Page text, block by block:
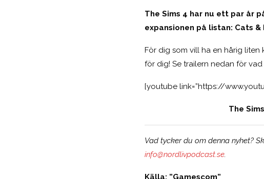
The Sims 4 har nu ett par år
expansionen på listan: Cats &
För dig som vill ha en hårig
för dig! Se trailern nedan för
[youtube link=”https://
The
Vad tycker du om denna nyhet?
info@nordlivpodcast.se.
Källa: ”Gamescom”